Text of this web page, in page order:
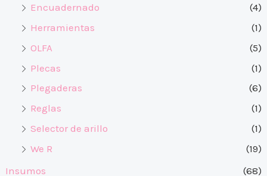
Encuadernado
(4)
Herramientas
(1)
OLFA
(5)
Plecas
(1)
Plegaderas
(6)
Reglas
(1)
Selector de arillo
(1)
We R
(19)
Insumos
(68)